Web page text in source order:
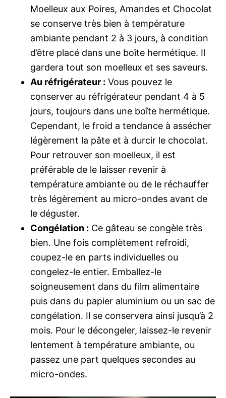
Moelleux aux Poires, Amandes et Chocolat
se conserve très bien à température
ambiante pendant 2 à 3 jours, à condition
d’être placé dans une boîte hermétique. Il
gardera tout son moelleux et ses saveurs.
Au réfrigérateur : Vous pouvez le
conserver au réfrigérateur pendant 4 à 5
jours, toujours dans une boîte hermétique.
Cependant, le froid a tendance à assécher
légèrement la pâte et à durcir le chocolat.
Pour retrouver son moelleux, il est
préférable de le laisser revenir à
température ambiante ou de le réchauffer
très légèrement au micro-ondes avant de
le déguster.
Congélation : Ce gâteau se congèle très
bien. Une fois complètement refroidi,
coupez-le en parts individuelles ou
congelez-le entier. Emballez-le
soigneusement dans du film alimentaire
puis dans du papier aluminium ou un sac de
congélation. Il se conservera ainsi jusqu’à 2
mois. Pour le décongeler, laissez-le revenir
lentement à température ambiante, ou
passez une part quelques secondes au
micro-ondes.